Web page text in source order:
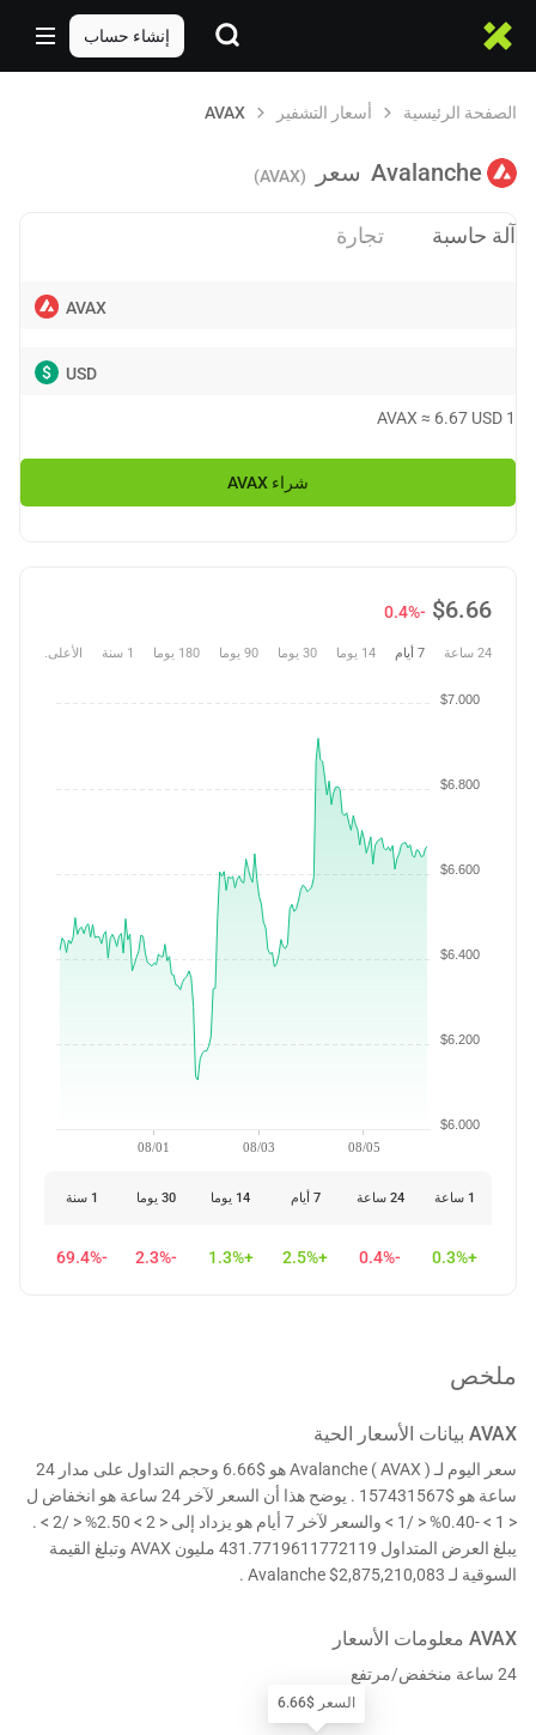
إنشاء حساب
الصفحة الرئيسية أسعار التشفير AVAX
Avalanche سعر (AVAX)
آلة حاسبة تجارة
AVAX
USD
$
1
AVAX ≈ 6.67 USD
شراء AVAX
$6.66
-0.4%
24 ساعة 7 أيام 14 يوما 30 يوما 90 يوما 180 يوما 1 سنة الأعلى.
08/01 08/03 08/05
$6.000
$6.200
$6.400
$6.600
$6.800
$7.000
1 ساعة 24 ساعة 7 أيام 14 يوما 30 يوما 1 سنة
+0.3%
-0.4%
+2.5%
+1.3%
-2.3%
-69.4%
ملخص
AVAX بيانات الأسعار الحية
سعر اليوم لـ Avalanche ( AVAX ) هو $6.66 وحجم التداول على مدار 24
ساعة هو $157431567 . يوضح هذا أن السعر لآخر 24 ساعة هو انخفاض ل
< 1 > -0.40% < /1 > والسعر لآخر 7 أيام هو يزداد إلى < 2 > 2.50% < /2 > .
يبلغ العرض المتداول 431.7719611772119 مليون AVAX وتبلغ القيمة
السوقية لـ Avalanche $2,875,210,083 .
AVAX معلومات الأسعار
24 ساعة منخفض/مرتفع
السعر $6.66